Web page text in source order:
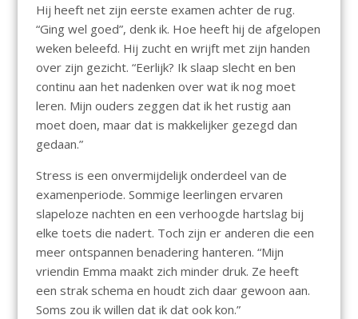
Hij heeft net zijn eerste examen achter de rug.
“Ging wel goed”, denk ik. Hoe heeft hij de afgelopen
weken beleefd. Hij zucht en wrijft met zijn handen
over zijn gezicht. “Eerlijk? Ik slaap slecht en ben
continu aan het nadenken over wat ik nog moet
leren. Mijn ouders zeggen dat ik het rustig aan
moet doen, maar dat is makkelijker gezegd dan
gedaan.”
Stress is een onvermijdelijk onderdeel van de
examenperiode. Sommige leerlingen ervaren
slapeloze nachten en een verhoogde hartslag bij
elke toets die nadert. Toch zijn er anderen die een
meer ontspannen benadering hanteren. “Mijn
vriendin Emma maakt zich minder druk. Ze heeft
een strak schema en houdt zich daar gewoon aan.
Soms zou ik willen dat ik dat ook kon.”